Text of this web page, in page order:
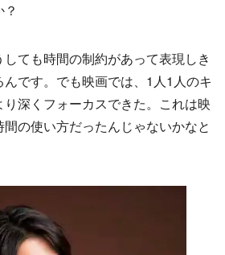
ても時間の制約があって表現しき
です。でも映画では、1人1人のキ
深くフォーカスできた。これは映
の使い方だったんじゃないかなと